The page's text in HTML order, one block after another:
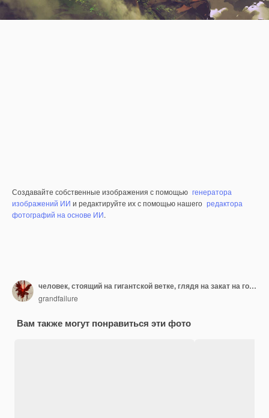
Создавайте собственные изображения с помощью генератора
изображений ИИ и редактируйте их с помощью нашего редактора
фотографий на основе ИИ.
человек, стоящий на гигантской ветке, глядя на закат на горизонте, стиль цифрового искусства, живопись иллюстрация
grandfailure
Вам также могут понравиться эти фото